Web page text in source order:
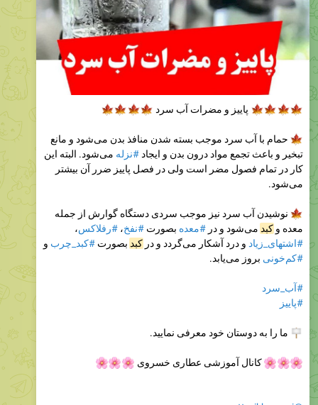
پاییز و مضرات آب سرد
🍁
🍁
🍁
🍁
حمام با آب سرد موجب بسته شدن منافذ بدن می‌شود و مانع
تبخیر و باعث تجمع مواد درون بدن و ایجاد#نزله‌ می‌شود. البته این
کار در تمام فصول مضر است ولی در فصل پاییز ضرر آن بیشتر
می‌شود.
نوشیدن آب سرد نیز موجب سردی دستگاه گوارش از جمله
معده و کبد می‌شود و در #معده بصورت #نفخ، #رفلاکس،
#اشتهای_زیاد و درد آشکار می‌گردد و در کبد بصورت #کبد_چرب و
#کم‌خونی بروز می‌یابد‌.
#آب_سرد
#پاییز
ما را به دوستان خود معرفی نمایید.
کانال آموزشی عطاری خسروی
🌸
🌸
🌸